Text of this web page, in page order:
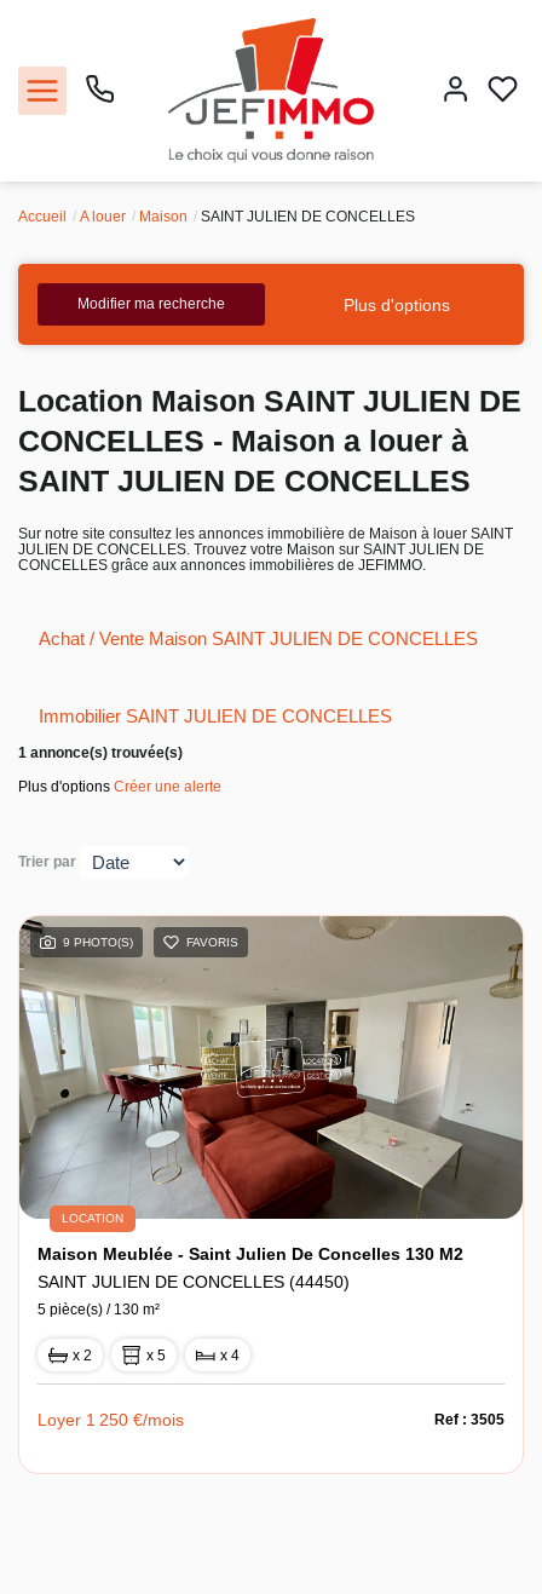
Louer
Faire gérer
Estimer
Entreprise
Nos agences
Accueil A louer Maison SAINT JULIEN DE CONCELLES
Modifier ma recherche Plus d'options
Location Maison SAINT JULIEN DE
CONCELLES - Maison a louer à
SAINT JULIEN DE CONCELLES
Sur notre site consultez les annonces immobilière de Maison à louer SAINT
JULIEN DE CONCELLES. Trouvez votre Maison sur SAINT JULIEN DE
CONCELLES grâce aux annonces immobilières de JEFIMMO.
Achat / Vente Maison SAINT JULIEN DE CONCELLES
Immobilier SAINT JULIEN DE CONCELLES
1 annonce(s) trouvée(s)
Plus d'options Créer une alerte
Trier par
9 PHOTO(S) FAVORIS
LOCATION
Maison Meublée - Saint Julien De Concelles 130 M2
SAINT JULIEN DE CONCELLES (44450)
5 pièce(s) / 130 m²
x 2 x 5 x 4
Loyer 1 250 €/mois Ref : 3505